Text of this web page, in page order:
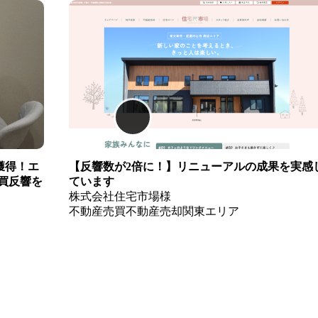
得！エ
反響を
【反響数が2倍に！】リニューアルの成果を実感
ています
株式会社住宅市場様
不動産売買不動産売却関東エリア